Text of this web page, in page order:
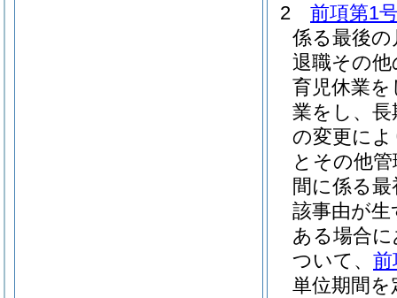
2
前項第1
係る最後
退職その
育児休業を
業をし、
の変更に
とその他
間に係る
該事由が
ある場合
ついて、 前
単位期間